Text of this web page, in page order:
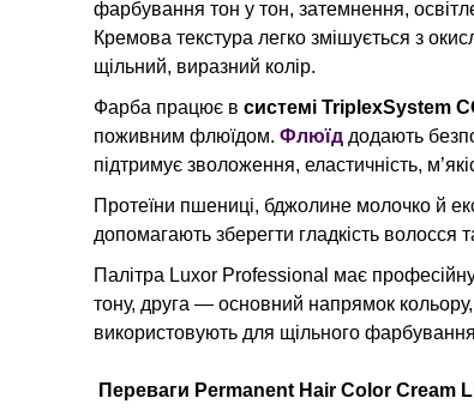
фарбування тон у тон, затемнення,
Кремова текстура легко змішується з
щільний, виразний колір.
Фарба працює в системі TriplexSystem
поживним флюїдом. Флюїд додають
підтримує зволоження, еластичність,
Протеїни пшениці, бджолине молочко й
допомагають зберегти гладкість волосся
Палітра Luxor Professional має
тону, друга — основний напрямок
використовують для щільного
Переваги Permanent Hair Color Cream